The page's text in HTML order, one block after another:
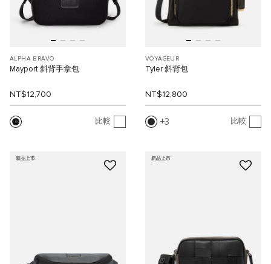
ALPHA BRAVO
Mayport 斜背手拿包
NT$12,700
比較
VOYAGEUR
Tyler 斜背包
NT$12,800
3 比較
新品上市 新品上市